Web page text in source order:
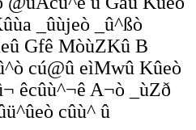
_ûùjeò _û^ßò
Gfê MòùZKû B
cú@û eìMwû Kûeò
êcûù^¬ê A¬ò _ùZð
cûù^ û